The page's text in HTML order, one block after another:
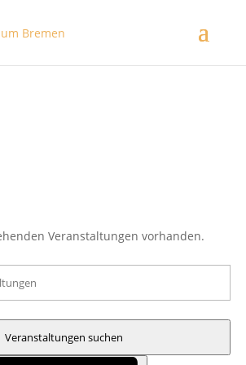
Veranstaltungen vorhanden.
Veranstaltungen suchen